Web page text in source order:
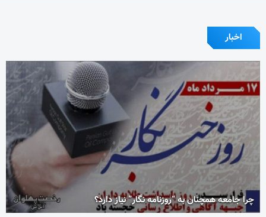
اخبار
چرا جامعه همچنان به “روزنامه نگار” نیاز دارد؟